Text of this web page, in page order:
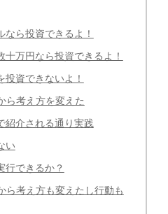
なら投資できるよ！
十万円なら投資できるよ！
投資できないよ！
ら考え方を変えた
紹介される通り実践
い
行できるか？
ら考え方も変えたし行動も